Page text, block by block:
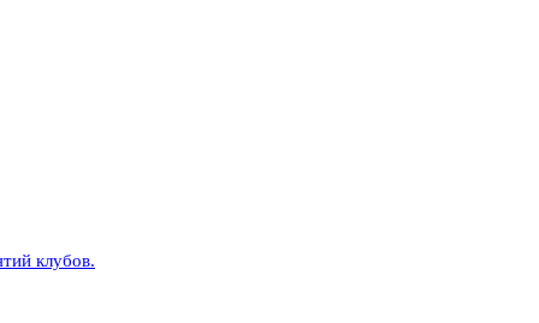
клубов.